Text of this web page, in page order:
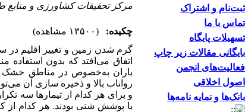
ثبت‌نام و اشتراک
تماس با ما
تسهیلات پایگاه
بایگانی مقالات زیر چاپ
فعالیت‌های انجمن
اصول اخلاقی
بانک‌ها و نمایه نامه‌ها
مرکز تحقیقات کشاورزی و منابع
چکیده:
(۱۳۵۰۰ مشاهده)
گرم شدن زمین و تغییر اقلیم در
اتفاق می‌افتد که بدون استفاده
باران به‌خصوص در مناطق خشک و
رواناب بالا و ذخیره سازی آن
و برای هر کدام از تیمارها سه
با پوشش شنی بودند. هر کدام از